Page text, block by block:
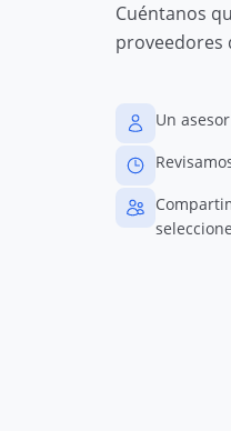
Cuéntanos
proveedores
Un